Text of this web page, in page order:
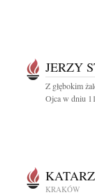
JERZY
Z głębokim
Ojca w dniu
KRAKÓW